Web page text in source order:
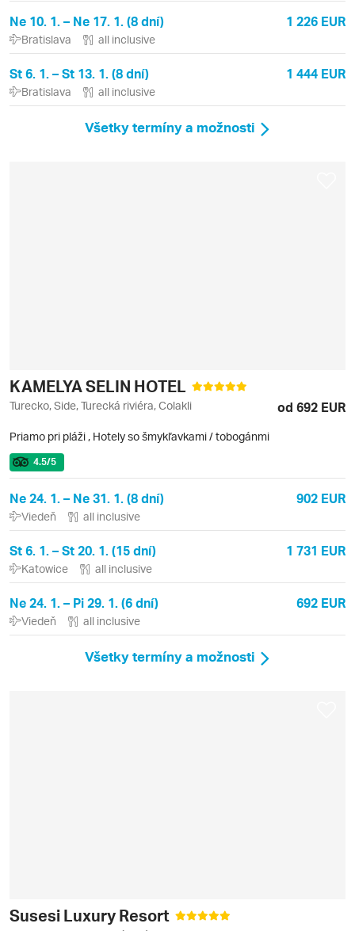
Ne 10. 1. – Ne 17. 1. (8 dní) 1 226 EUR
Bratislava all inclusive
St 6. 1. – St 13. 1. (8 dní) 1 444 EUR
Bratislava all inclusive
Všetky termíny a možnosti
KAMELYA SELIN HOTEL
Turecko, Side, Turecká riviéra, Colakli od 692 EUR
Priamo pri pláži , Hotely so šmykľavkami / tobogánmi
4.5/5
Ne 24. 1. – Ne 31. 1. (8 dní) 902 EUR
Viedeň all inclusive
St 6. 1. – St 20. 1. (15 dní) 1 731 EUR
Katowice all inclusive
Ne 24. 1. – Pi 29. 1. (6 dní) 692 EUR
Viedeň all inclusive
Všetky termíny a možnosti
Susesi Luxury Resort